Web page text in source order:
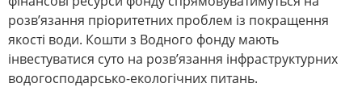
розв’язання пріоритетних проблем із покращення
якості води. Кошти з Водного фонду мають
інвестуватися суто на розв’язання інфраструктурних
водогосподарсько-екологічних питань.